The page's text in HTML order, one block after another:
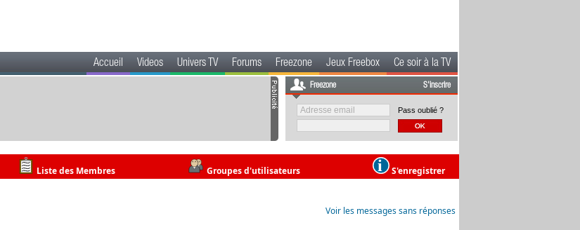
Accueil Videos Univers TV Forums Freezone Jeux Freebox Ce soir à la TV
Freezone S'inscrire
Pass oublié ?
Liste des Membres Groupes d'utilisateurs S'enregistrer
Voir les messages sans réponses